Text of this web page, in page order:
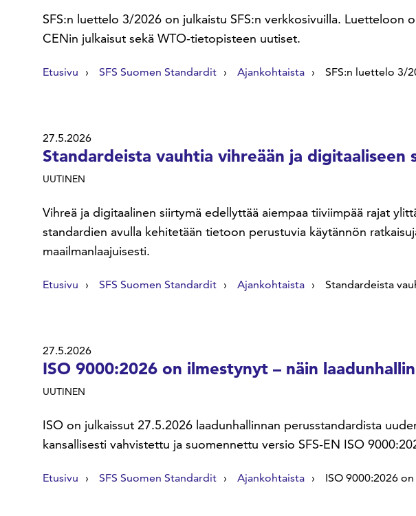
SFS:n luettelo 3/2026 on julkaistu SFS:n verkkosivuilla.
CENin julkaisut sekä WTO-tietopisteen uutiset.
Etusivu SFS Suomen Standardit Ajankohtaista SFS:n luettelo 3/
27.5.2026
Standardeista vauhtia vihreään ja digitaaliseen
UUTINEN
Vihreä ja digitaalinen siirtymä edellyttää aiempaa tiiviimpää rajat
standardien avulla kehitetään tietoon perustuvia käytännön
maailmanlaajuisesti.
Etusivu SFS Suomen Standardit Ajankohtaista Standardeista
27.5.2026
ISO 9000:2026 on ilmestynyt – näin
UUTINEN
ISO on julkaissut 27.5.2026 laadunhallinnan perusstandardista
kansallisesti vahvistettu ja suomennettu versio SFS-EN ISO
Etusivu SFS Suomen Standardit Ajankohtaista ISO 9000:2026